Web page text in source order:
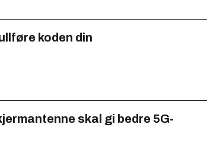
koden din
skal gi bedre 5G-